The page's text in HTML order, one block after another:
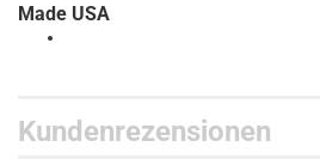
Made USA
Kundenrezensionen